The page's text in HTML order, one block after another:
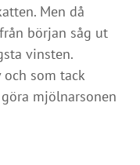
Men då
början såg ut
vinsten.
som tack
mjölnarsonen